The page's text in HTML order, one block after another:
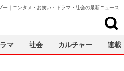
ー｜エンタメ・お笑い・ドラマ・社会の最新ニュース
ラマ 社会 カルチャー 連載